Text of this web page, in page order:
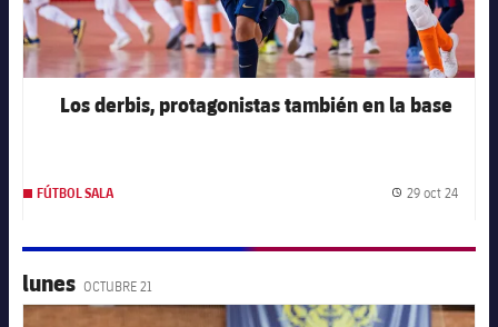
Los derbis, protagonistas también en la base
FÚTBOL SALA Fecha
29 oct 24
lunes OCTUBRE 21
FC Barcelona club badge